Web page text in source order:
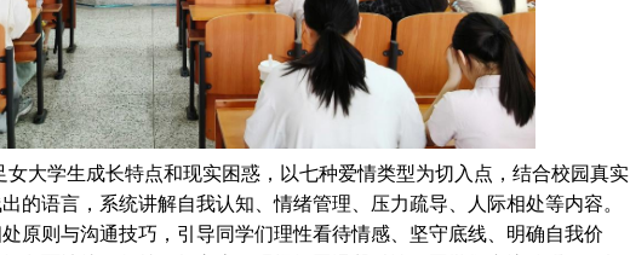
女大学生成长特点和现实困惑，以七种爱情类型为切入点，结合校园真实
的语言，系统讲解自我认知、情绪管理、压力疏导、人际相处等内容。
原则与沟通技巧，引导同学们理性看待情感、坚守底线、明确自我价